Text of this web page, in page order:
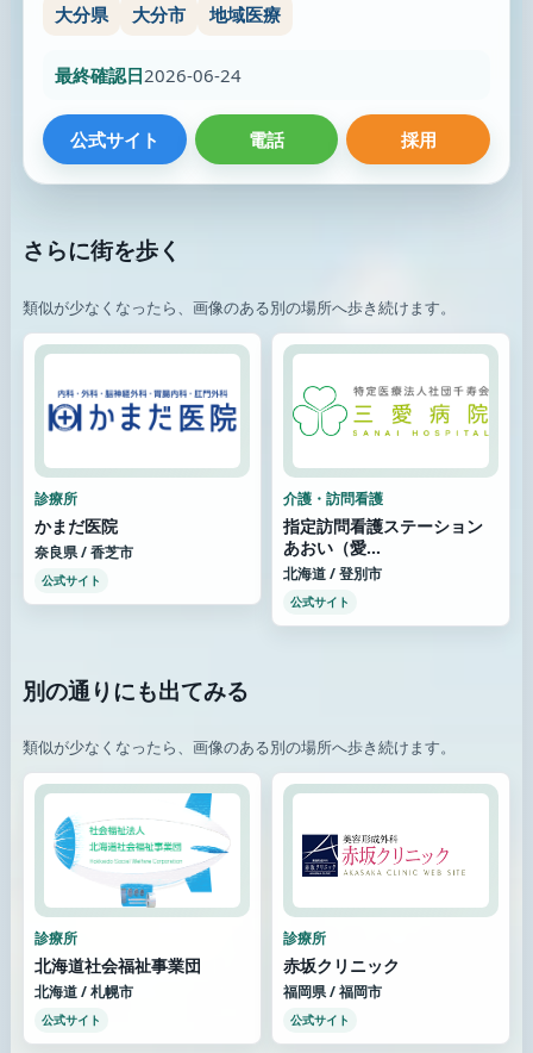
公式サイト 電話 採用
大分県
大分市 地域医療
最終確認日2026-06-24
さらに街を歩く
類似が少なくなったら、画像のある別の場所へ歩き続けます。
診療所
かまだ医院
奈良県 / 香芝市
公式サイト
介護・訪問看護
指定訪問看護ステーション
あおい（愛...
北海道 / 登別市
公式サイト
別の通りにも出てみる
類似が少なくなったら、画像のある別の場所へ歩き続けます。
診療所
北海道社会福祉事業団
北海道 / 札幌市
公式サイト
診療所
赤坂クリニック
福岡県 / 福岡市
公式サイト